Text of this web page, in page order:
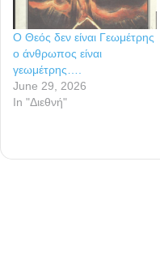
Ο Θεός δεν είναι Γεωμέτρης
ο άνθρωπος είναι
γεωμέτρης….
June 29, 2026
In "Διεθνή"